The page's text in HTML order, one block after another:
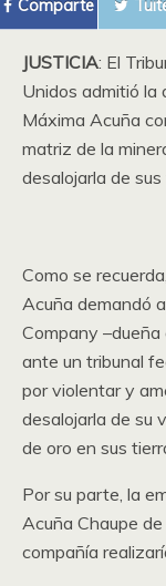
Comparte
JUSTICIA: El
Unidos admitió la
Máxima Acuña
matriz de la
desalojarla de sus
Como se
Acuña demandó
Company
ante un tribunal
por violentar y
desalojarla de su
de oro en sus
Por su parte, la
Acuña Chaupe
compañía